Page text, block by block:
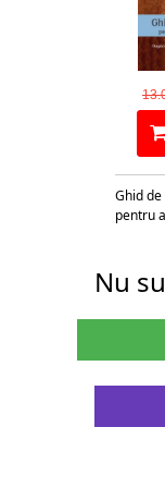
Ghid
pentru
Nu